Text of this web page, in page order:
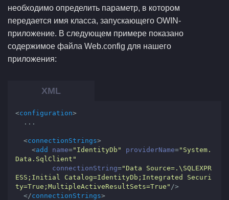
необходимо определить параметр, в котором
передается имя класса, запускающего OWIN-
приложение. В следующем примере показано
содержимое файла Web.config для нашего
приложения:
<configuration>
<connectionStrings>
<add name="IdentityDb" providerName="System.
Data.SqlClient"
connectionString="Data Source=.\SQLEXPR
ESS;Initial Catalog=IdentityDb;Integrated Securi
ty=True;MultipleActiveResultSets=True" />
</connectionStrings>